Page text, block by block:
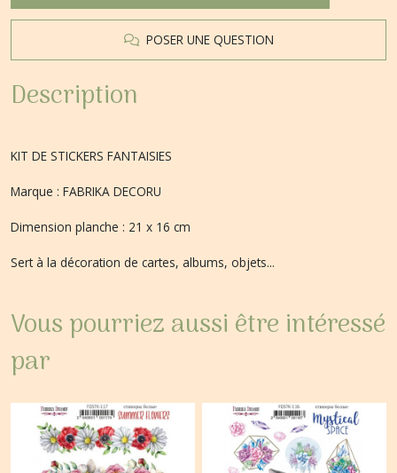
POSER UNE QUESTION
Description
KIT DE STICKERS FANTAISIES
Marque : FABRIKA DECORU
Dimension planche : 21 x 16 cm
Sert à la décoration de cartes, albums, objets...
Vous pourriez aussi être intéressé
par